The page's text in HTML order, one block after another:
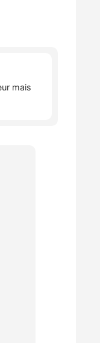
mais